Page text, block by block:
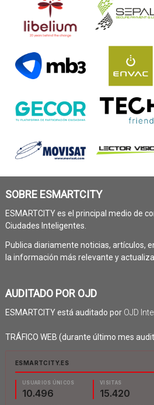
SOBRE ESMARTCITY
ESMARTCITY es el principal medio de
Ciudades Inteligentes.
Publica diariamente noticias, artículos,
la información más relevante y
AUDITADO POR OJD
ESMARTCITY está auditado por OJD
TRÁFICO WEB (durante último mes